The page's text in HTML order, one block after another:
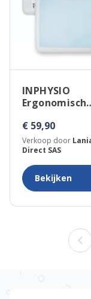
INPHYSIO
Ergonomisch
nekkussen
ConfortGel
€ 59,90
Verkoop door
Direct SAS
Bekijken